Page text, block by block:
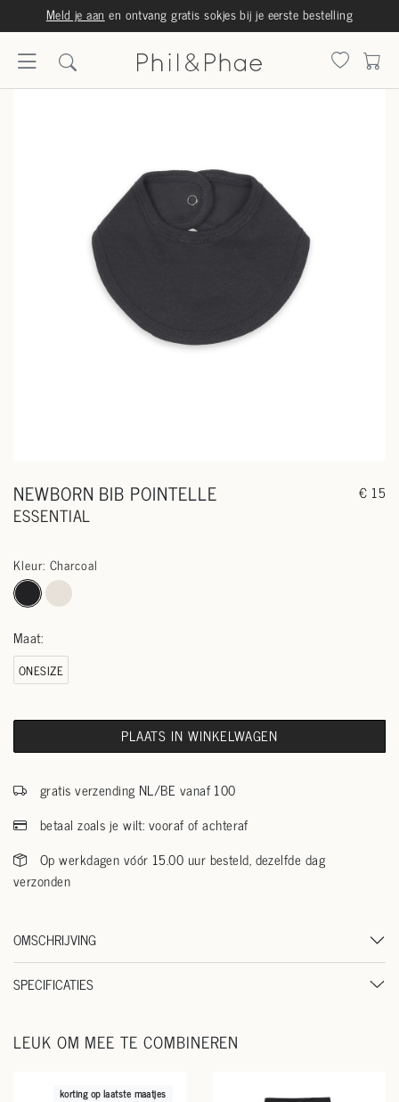
Meld je aan en ontvang gratis sokjes bij je eerste bestelling
NEWBORN BIB POINTELLE
ESSENTIAL
€ 15
Kleur: Charcoal
Maat:
ONESIZE
PLAATS IN WINKELWAGEN
gratis verzending NL/BE vanaf 100
betaal zoals je wilt: vooraf of achteraf
Op werkdagen vóór 15.00 uur besteld, dezelfde dag
verzonden
OMSCHRIJVING
SPECIFICATIES
LEUK OM MEE TE COMBINEREN
korting op laatste maatjes